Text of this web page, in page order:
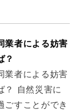
業者による妨害
？
業者による妨害
？ 自然災害に
ごすことができ